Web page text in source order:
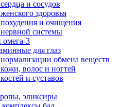
и сосудов
здоровья
и очищения
системы
3
для глаз
обмена веществ
волос и ногтей
и суставов
эликсиры